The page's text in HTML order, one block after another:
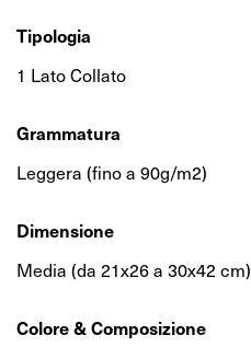
Tipologia
1 Lato Collato
Grammatura
Leggera (fino a 90g/m2)
Dimensione
Media (da 21x26 a 30x42 cm)
Colore & Composizione